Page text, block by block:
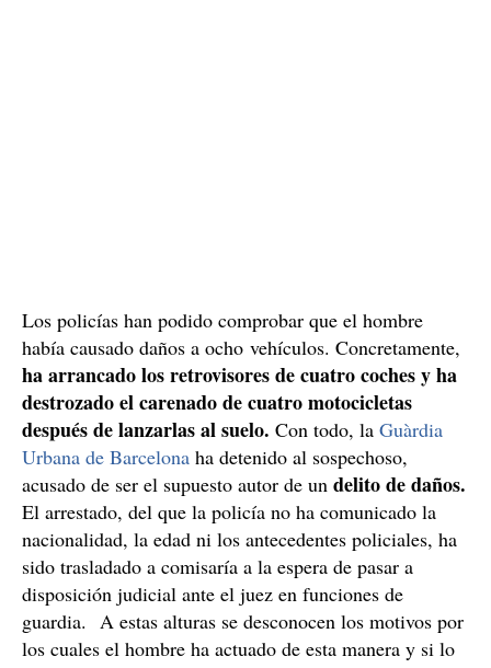
Los policías han podido comprobar que el hombre
había causado daños a ocho vehículos. Concretamente,
ha arrancado los retrovisores de cuatro coches y ha
destrozado el carenado de cuatro motocicletas
después de lanzarlas al suelo. Con todo, la Guàrdia
Urbana de Barcelona ha detenido al sospechoso,
acusado de ser el supuesto autor de un delito de daños.
El arrestado, del que la policía no ha comunicado la
nacionalidad, la edad ni los antecedentes policiales, ha
sido trasladado a comisaría a la espera de pasar a
disposición judicial ante el juez en funciones de
guardia. A estas alturas se desconocen los motivos por
los cuales el hombre ha actuado de esta manera y si lo